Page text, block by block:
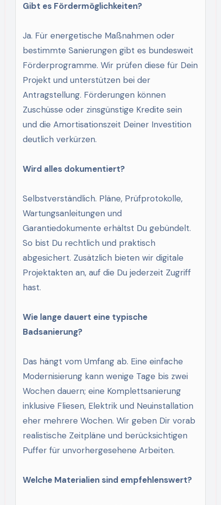
Gibt es Fördermöglichkeiten?
Ja. Für energetische Maßnahmen oder
bestimmte Sanierungen gibt es bundesweit
Förderprogramme. Wir prüfen diese für Dein
Projekt und unterstützen bei der
Antragstellung. Förderungen können
Zuschüsse oder zinsgünstige Kredite sein
und die Amortisationszeit Deiner Investition
deutlich verkürzen.
Wird alles dokumentiert?
Selbstverständlich. Pläne, Prüfprotokolle,
Wartungsanleitungen und
Garantiedokumente erhältst Du gebündelt.
So bist Du rechtlich und praktisch
abgesichert. Zusätzlich bieten wir digitale
Projektakten an, auf die Du jederzeit Zugriff
hast.
Wie lange dauert eine typische
Badsanierung?
Das hängt vom Umfang ab. Eine einfache
Modernisierung kann wenige Tage bis zwei
Wochen dauern; eine Komplettsanierung
inklusive Fliesen, Elektrik und Neuinstallation
eher mehrere Wochen. Wir geben Dir vorab
realistische Zeitpläne und berücksichtigen
Puffer für unvorhergesehene Arbeiten.
Welche Materialien sind empfehlenswert?